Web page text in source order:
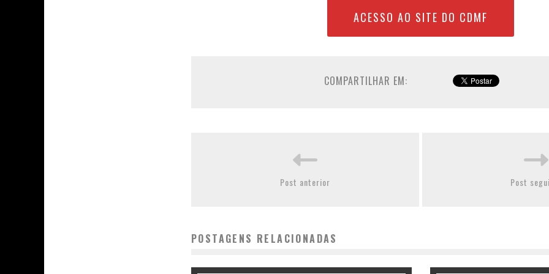
ACESSO AO SITE DO CDMF
COMPARTILHAR EM:
Post anterior Post
POSTAGENS RELACIONADAS